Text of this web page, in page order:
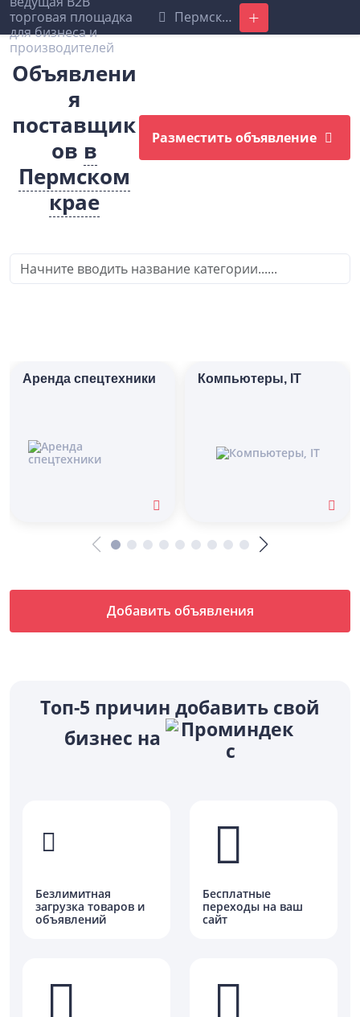
Пермский край Добавить
Объявлени
я
поставщик
ов в
Пермском
крае
Разместить объявление
Аренда спецтехники Компьютеры, IT
Добавить объявления
Топ-5 причин добавить свой
бизнес на
Безлимитная
загрузка товаров и
объявлений
Бесплатные
переходы на ваш
сайт